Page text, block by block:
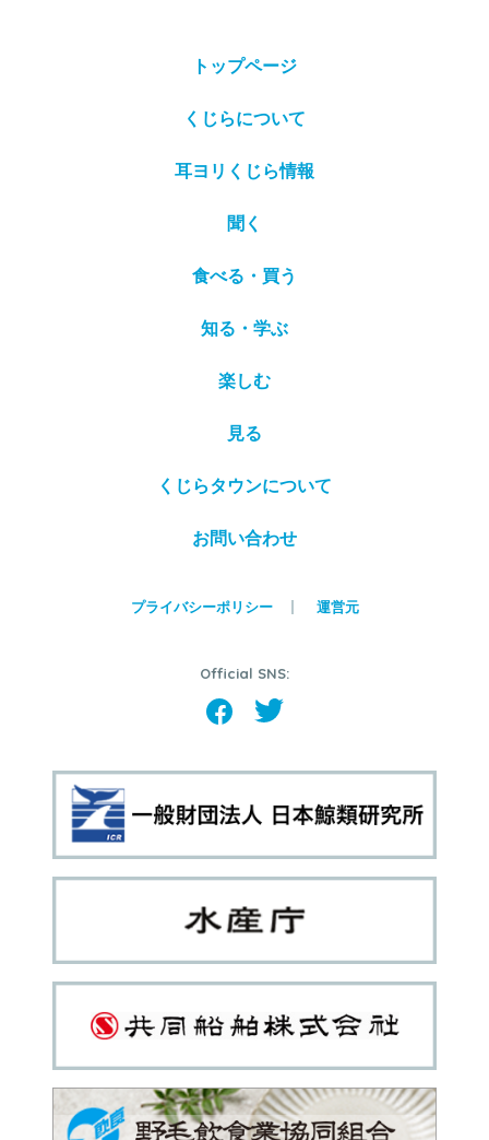
トップページ
くじらについて
耳ヨリくじら情報
聞く
食べる・買う
知る・学ぶ
楽しむ
見る
くじらタウンについて
お問い合わせ
プライバシーポリシー 運営元
Official SNS: